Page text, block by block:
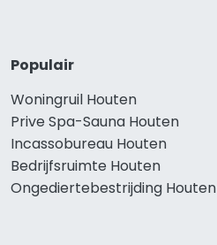
Populair
Woningruil Houten
Prive Spa-Sauna Houten
Incassobureau Houten
Bedrijfsruimte Houten
Ongediertebestrijding Houten